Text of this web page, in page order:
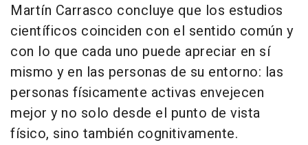
Martín Carrasco concluye que los estudios
científicos coinciden con el sentido común y
con lo que cada uno puede apreciar en sí
mismo y en las personas de su entorno: las
personas físicamente activas envejecen
mejor y no solo desde el punto de vista
físico, sino también cognitivamente.